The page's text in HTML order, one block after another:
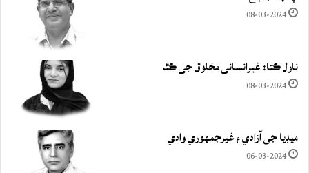
08-03-2024
ناول ڪتا: غيرانساني مخلوق جي ڪٿا
08-03-2024
ميڊيا جي آزادي ۽ غيرجمھوري وادي
06-03-2024